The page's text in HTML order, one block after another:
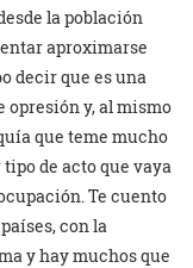
la población
aproximarse
decir que es una
opresión y, al mismo
que teme mucho
de acto que vaya
Te cuento
con la
y hay muchos que